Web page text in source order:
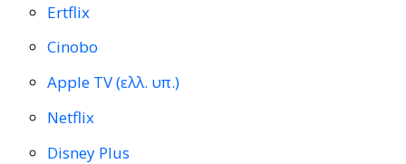
Ertflix
Cinobo
Apple TV (ελλ. υπ.)
Netflix
Disney Plus